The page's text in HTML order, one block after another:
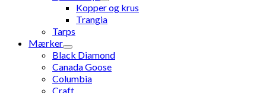
Kopper og krus
Trangia
Tarps
Mærker
Black Diamond
Canada Goose
Columbia
Craft